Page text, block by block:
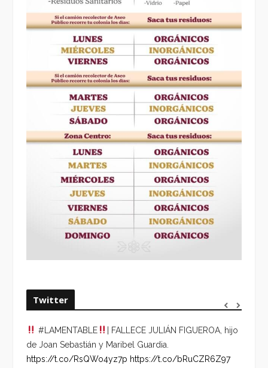
Twitter
#LAMENTABLE
| FALLECE JULIÁN FIGUEROA, hijo
de Joan Sebastián y Maribel Guardia.
https://t.co/RsQWo4yz7p https://t.co/bRuCZR6Z97